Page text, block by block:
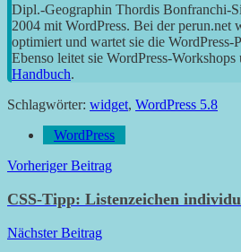
Dipl.-Geographin Thordis Bonfranchi-
2004 mit WordPress. Bei der perun.net
optimiert und wartet sie die WordPress-
Ebenso leitet sie WordPress-Workshops
Handbuch.
Schlagwörter: widget, WordPress 5.8
WordPress
Beitragsnavigation
Vorheriger Beitrag
CSS-Tipp: Listenzeichen
Nächster Beitrag